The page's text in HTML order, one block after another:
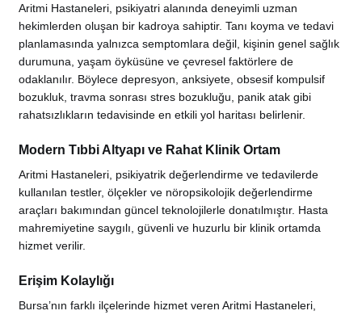
Aritmi Hastaneleri, psikiyatri alanında deneyimli uzman
hekimlerden oluşan bir kadroya sahiptir. Tanı koyma ve tedavi
planlamasında yalnızca semptomlara değil, kişinin genel sağlık
durumuna, yaşam öyküsüne ve çevresel faktörlere de
odaklanılır. Böylece depresyon, anksiyete, obsesif kompulsif
bozukluk, travma sonrası stres bozukluğu, panik atak gibi
rahatsızlıkların tedavisinde en etkili yol haritası belirlenir.
Modern Tıbbi Altyapı ve Rahat Klinik Ortam
Aritmi Hastaneleri, psikiyatrik değerlendirme ve tedavilerde
kullanılan testler, ölçekler ve nöropsikolojik değerlendirme
araçları bakımından güncel teknolojilerle donatılmıştır. Hasta
mahremiyetine saygılı, güvenli ve huzurlu bir klinik ortamda
hizmet verilir.
Erişim Kolaylığı
Bursa’nın farklı ilçelerinde hizmet veren Aritmi Hastaneleri,